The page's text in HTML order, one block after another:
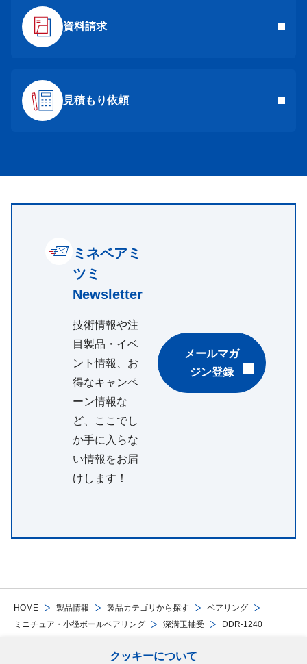
クッキーについて
HOME 製品情報 製品カテゴリから探す
ベアリング
ミニチュア・小径ボールベアリング
深溝玉軸受 DDR-1240
資料請求
見積もり依頼
ミネベアミ
ツミ
Newsletter
技術情報や注
目製品・イベ
ント情報、お
得なキャンペ
ーン情報な
ど、ここでし
か手に入らな
い情報をお届
けします！
メールマガ
ジン登録